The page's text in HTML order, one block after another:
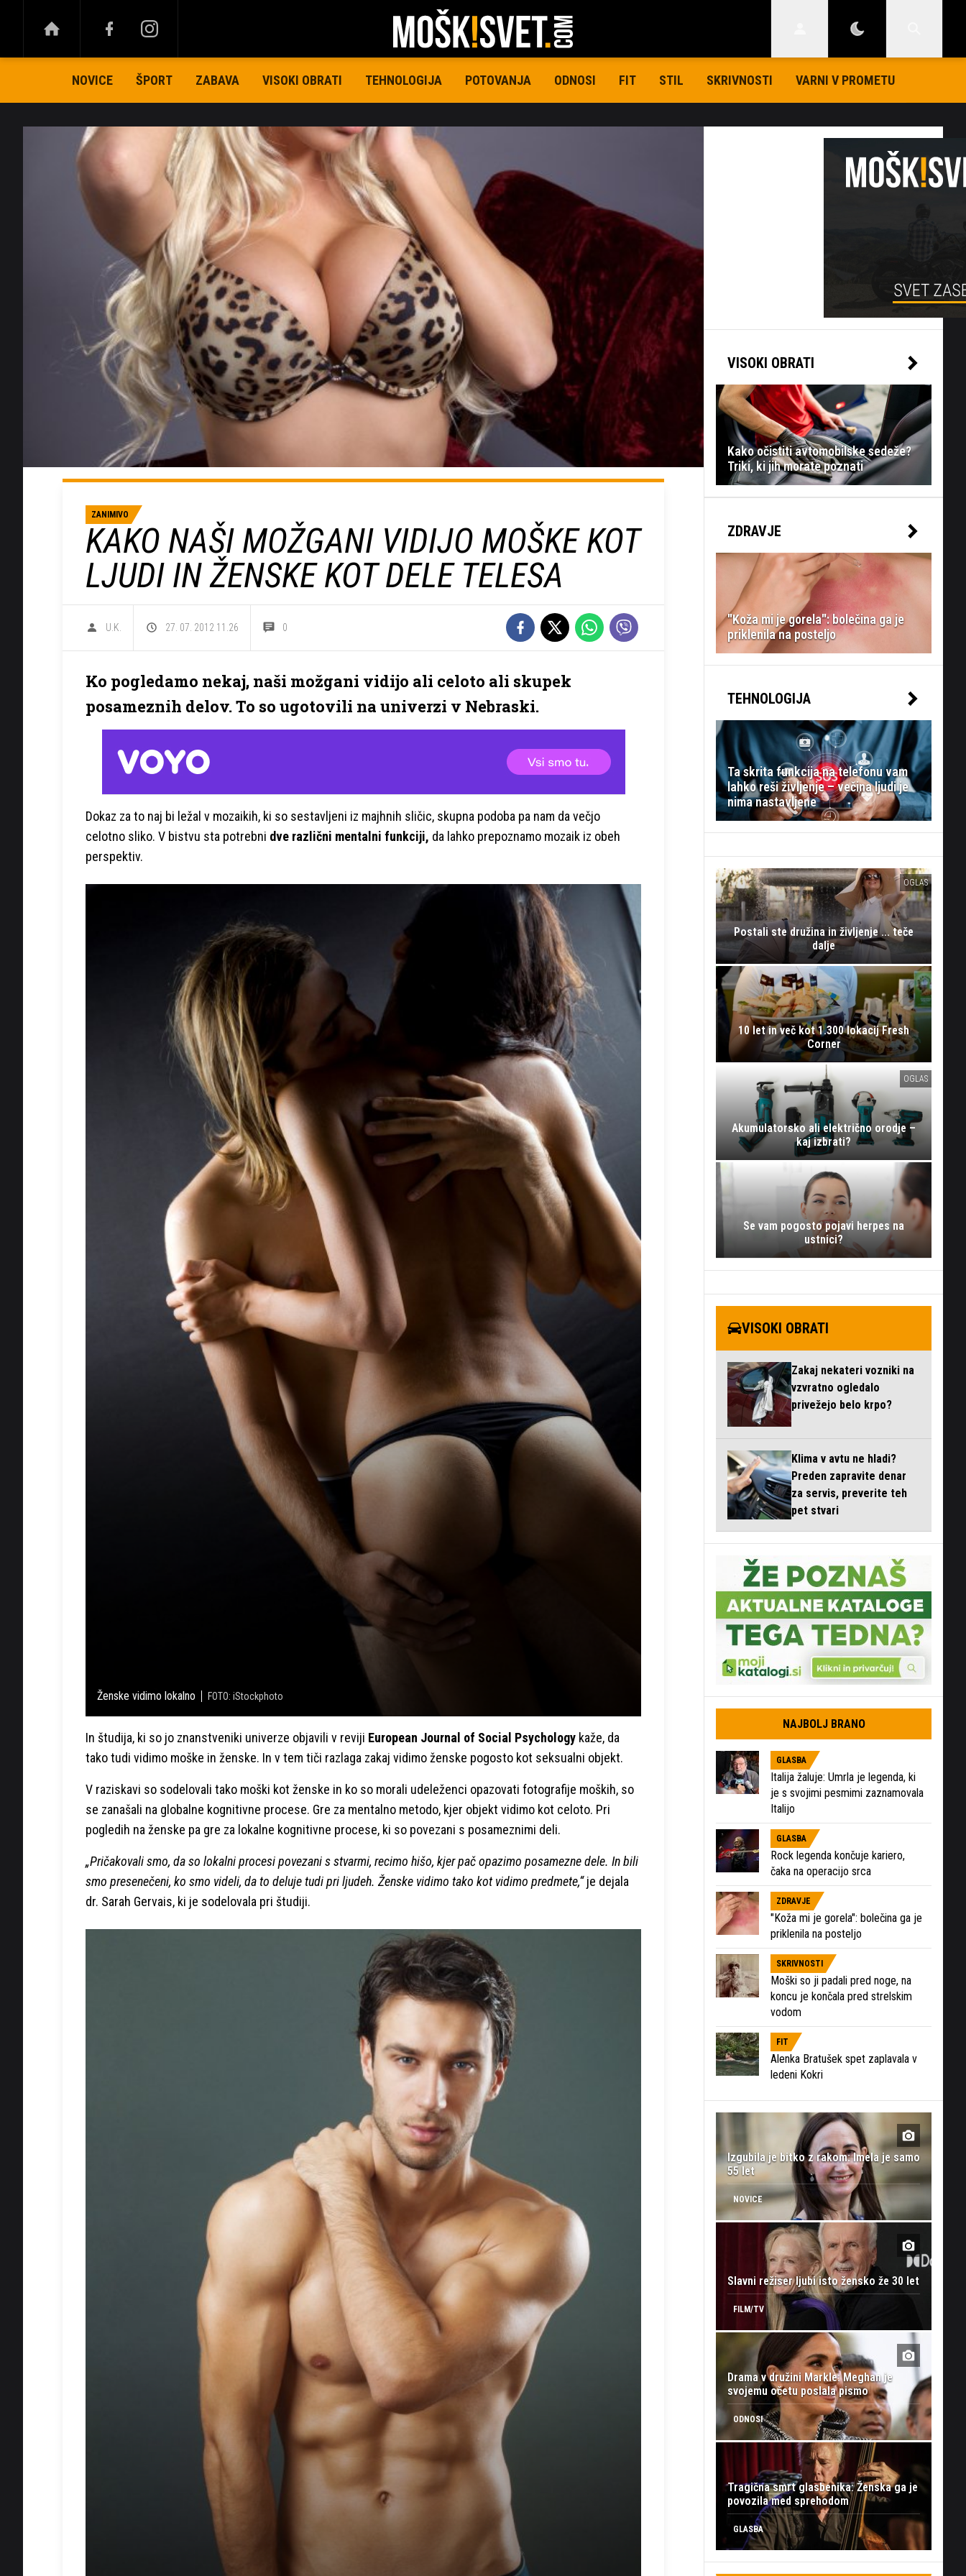
NOVICE ŠPORT ZABAVA VISOKI OBRATI TEHNOLOGIJA POTOVANJA ODNOSI FIT STIL SKRIVNOSTI VARNI V PROMETU
ZANIMIVO
KAKO NAŠI MOŽGANI VIDIJO MOŠKE KOT
LJUDI IN ŽENSKE KOT DELE TELESA
U.K. 27. 07. 2012 11.26 0
Ko pogledamo nekaj, naši možgani vidijo ali celoto ali skupek
posameznih delov. To so ugotovili na univerzi v Nebraski.
Dokaz za to naj bi ležal v mozaikih, ki so sestavljeni iz majhnih sličic, skupna podoba pa nam da večjo
celotno sliko. V bistvu sta potrebni dve različni mentalni funkciji, da lahko prepoznamo mozaik iz obeh
perspektiv.
Ženske vidimo lokalno FOTO: iStockphoto
In študija, ki so jo znanstveniki univerze objavili v reviji European Journal of Social Psychology kaže, da
tako tudi vidimo moške in ženske. In v tem tiči razlaga zakaj vidimo ženske pogosto kot seksualni objekt.
V raziskavi so sodelovali tako moški kot ženske in ko so morali udeleženci opazovati fotografije moških, so
se zanašali na globalne kognitivne procese. Gre za mentalno metodo, kjer objekt vidimo kot celoto. Pri
pogledih na ženske pa gre za lokalne kognitivne procese, ki so povezani s posameznimi deli.
„Pričakovali smo, da so lokalni procesi povezani s stvarmi, recimo hišo, kjer pač opazimo posamezne dele. In bili
smo presenečeni, ko smo videli, da to deluje tudi pri ljudeh. Ženske vidimo tako kot vidimo predmete,“je dejala
dr. Sarah Gervais, ki je sodelovala pri študiji.
VISOKI OBRATI
Kako očistiti avtomobilske sedeže?
Triki, ki jih morate poznati
ZDRAVJE
"Koža mi je gorela": bolečina ga je
priklenila na posteljo
TEHNOLOGIJA
Ta skrita funkcija na telefonu vam
lahko reši življenje – večina ljudi je
nima nastavljene
OGLAS
Postali ste družina in življenje ... teče
dalje
10 let in več kot 1.300 lokacij Fresh
Corner
OGLAS
Akumulatorsko ali električno orodje –
kaj izbrati?
Se vam pogosto pojavi herpes na
ustnici?
VISOKI OBRATI
Zakaj nekateri vozniki na
vzvratno ogledalo
privežejo belo krpo?
Klima v avtu ne hladi?
Preden zapravite denar
za servis, preverite teh
pet stvari
NAJBOLJ BRANO
GLASBA
Italija žaluje: Umrla je legenda, ki
je s svojimi pesmimi zaznamovala
Italijo
GLASBA
Rock legenda končuje kariero,
čaka na operacijo srca
ZDRAVJE
"Koža mi je gorela": bolečina ga je
priklenila na posteljo
SKRIVNOSTI
Moški so ji padali pred noge, na
koncu je končala pred strelskim
vodom
FIT
Alenka Bratušek spet zaplavala v
ledeni Kokri
Izgubila je bitko z rakom: Imela je samo
55 let
NOVICE
Slavni režiser ljubi isto žensko že 30 let
FILM/TV
Drama v družini Markle: Meghan je
svojemu očetu poslala pismo
ODNOSI
Tragična smrt glasbenika: Ženska ga je
povozila med sprehodom
GLASBA